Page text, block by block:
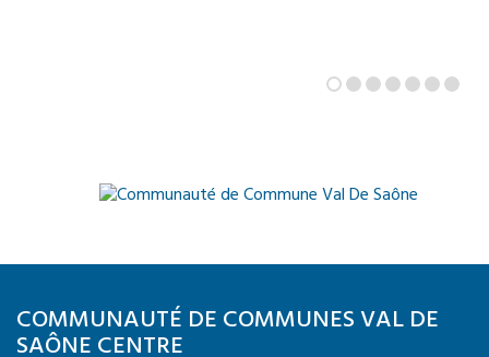
COMMUNAUTÉ DE COMMUNES VAL DE
SAÔNE CENTRE